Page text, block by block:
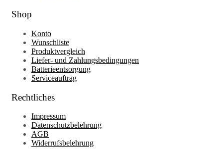
Shop
Konto
Wunschliste
Produktvergleich
Liefer- und Zahlungsbedingungen
Batterieentsorgung
Serviceauftrag
Rechtliches
Impressum
Datenschutzbelehrung
AGB
Widerrufsbelehrung